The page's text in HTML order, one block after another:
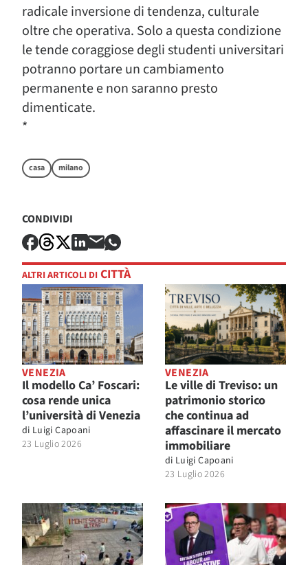
radicale inversione di tendenza, culturale
oltre che operativa. Solo a questa condizione
le tende coraggiose degli studenti universitari
potranno portare un cambiamento
permanente e non saranno presto
dimenticate.
*
casa milano
CONDIVIDI
ALTRI ARTICOLI DI CITTÀ
VENEZIA
Il modello Ca’ Foscari:
cosa rende unica
l’università di Venezia
di Luigi Capoani
23 Luglio 2026
VENEZIA
Le ville di Treviso: un
patrimonio storico
che continua ad
affascinare il mercato
immobiliare
di Luigi Capoani
23 Luglio 2026